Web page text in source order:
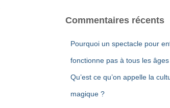
Commentaires récents
Pourquoi un spectacle pour
fonctionne pas à tous les
Qu’est ce qu’on appelle la
magique ?